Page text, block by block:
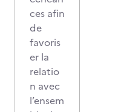
ces afin
de
favoris
er la
relatio
n avec
l’ensem